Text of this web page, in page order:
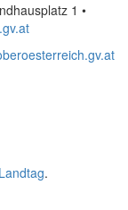
1 •
Landtag.